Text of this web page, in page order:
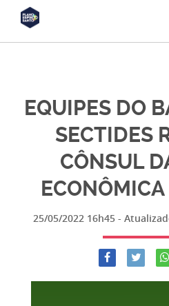
EQUIPES DO
SECTIDES
CÔNSUL
25/05/2022 16h45 -